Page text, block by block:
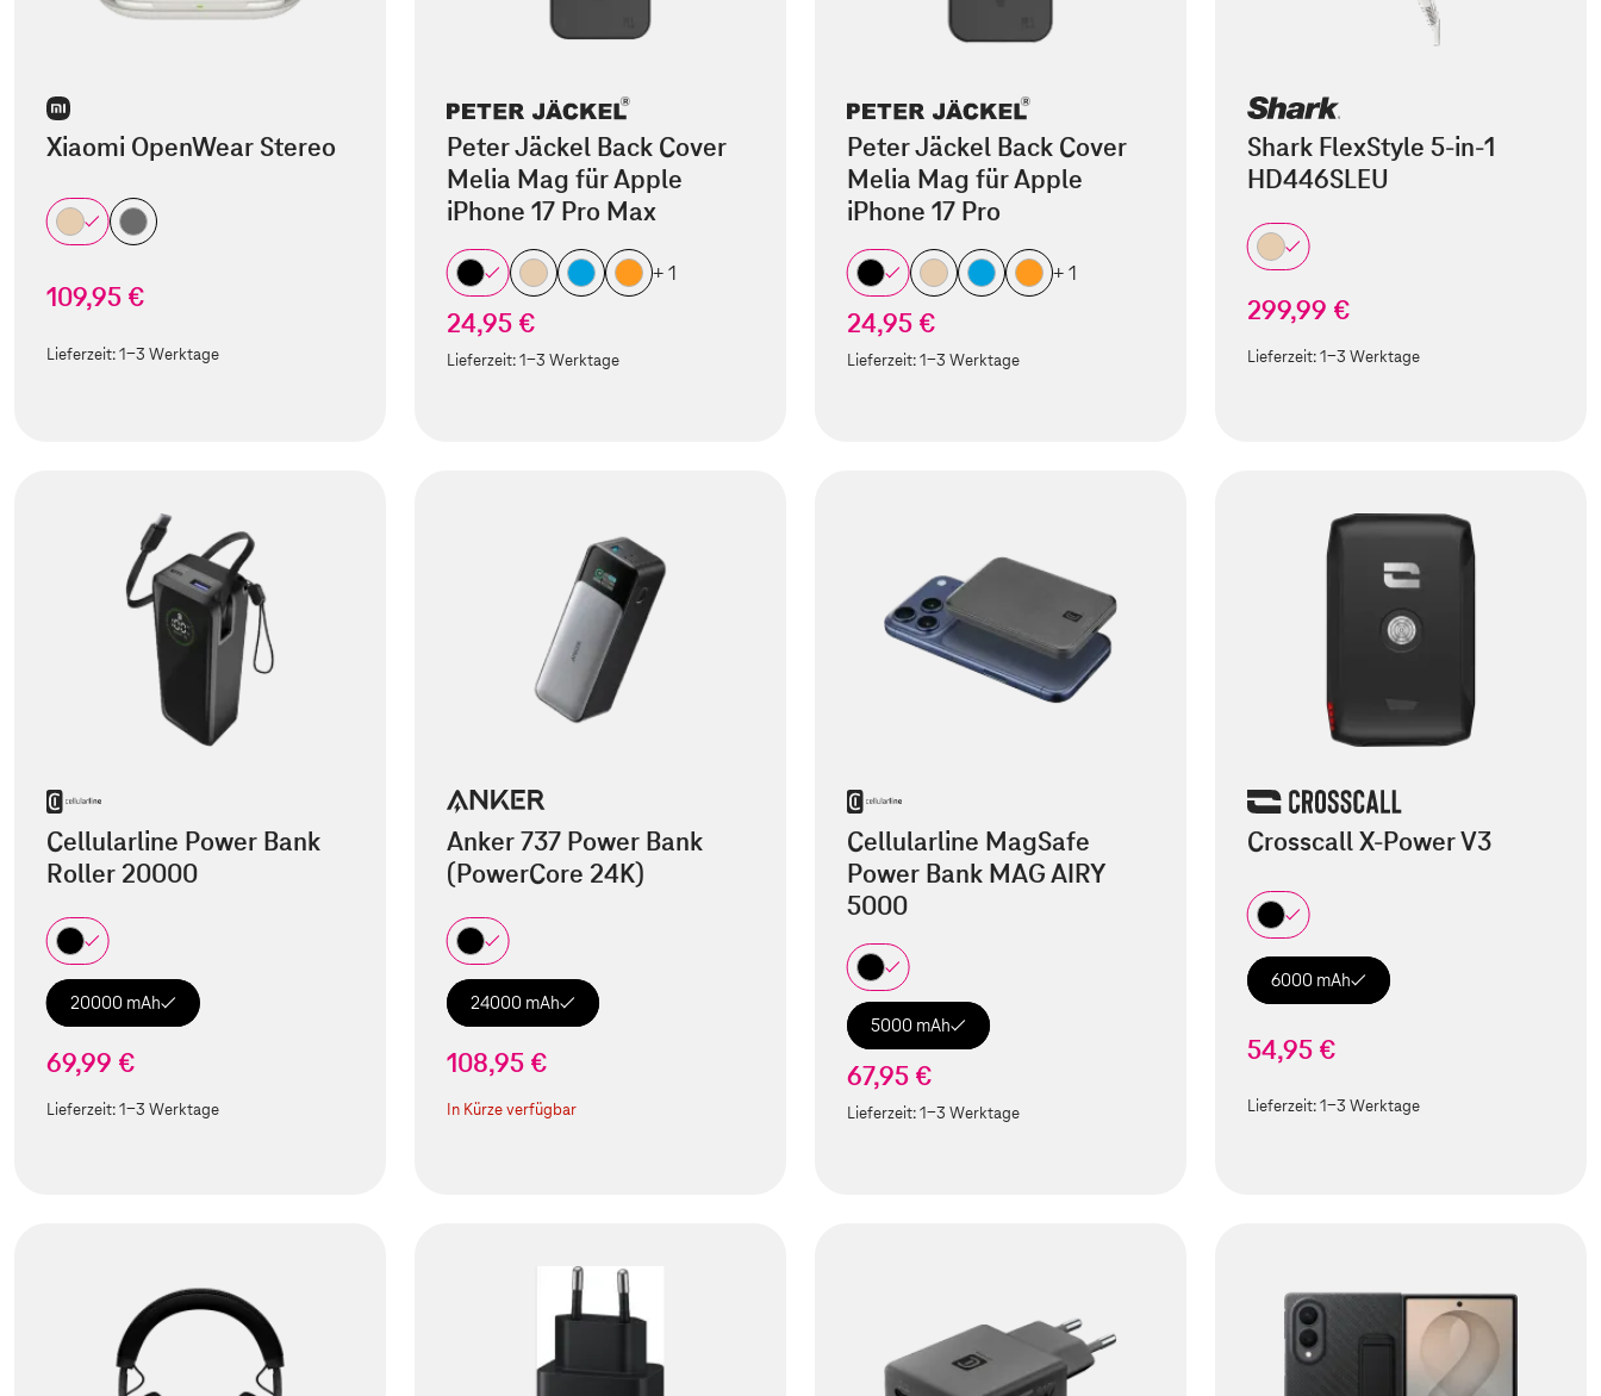
Xiaomi OpenWear Stereo
109,95 €
Lieferzeit:1-3 Werktage
Peter Jäckel Back Cover
Melia Mag für Apple
iPhone 17 Pro Max
+ 1
24,95 €
Lieferzeit:1-3 Werktage
Peter Jäckel Back Cover
Melia Mag für Apple
iPhone 17 Pro
+ 1
24,95 €
Lieferzeit:1-3 Werktage
Shark FlexStyle 5-in-1
HD446SLEU
299,99 €
Lieferzeit:1-3 Werktage
Cellularline Power Bank
Roller 20000
20000 mAh
69,99 €
Lieferzeit:1-3 Werktage
Anker 737 Power Bank
(PowerCore 24K)
24000 mAh
108,95 €
In Kürze verfügbar
Cellularline MagSafe
Power Bank MAG AIRY
5000
5000 mAh
67,95 €
Lieferzeit:1-3 Werktage
Crosscall X-Power V3
6000 mAh
54,95 €
Lieferzeit:1-3 Werktage